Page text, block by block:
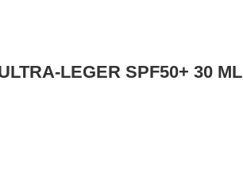
LEGER SPF50+ 30 ML